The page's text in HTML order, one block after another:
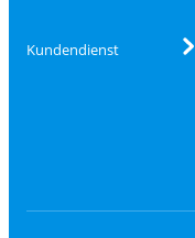
Kundendienst